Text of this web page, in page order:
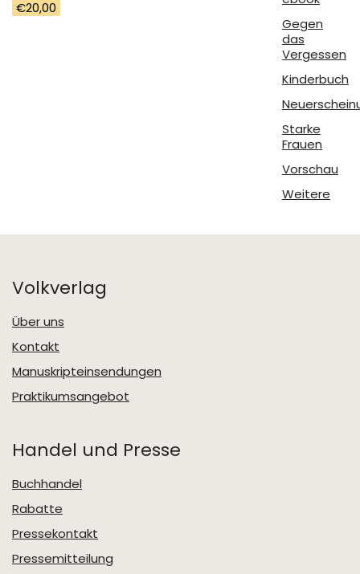
€20,00
Gegen
das
Vergessen
Kinderbuch
Starke
Frauen
Vorschau
Weitere
Volkverlag
Über uns
Kontakt
Manuskripteinsendungen
Praktikumsangebot
Handel und Presse
Buchhandel
Rabatte
Pressekontakt
Pressemitteilung